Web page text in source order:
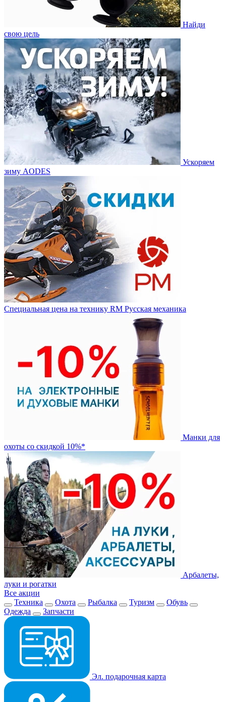
Найди
свою цель
Ускоряем
зиму AODES
Специальная цена на технику RM Русская механика
Манки для
охоты со скидкой 10%*
Арбалеты,
луки и рогатки
Все акции
Техника
Охота Рыбалка Туризм
Обувь
Одежда
Запчасти
Эл. подарочная карта